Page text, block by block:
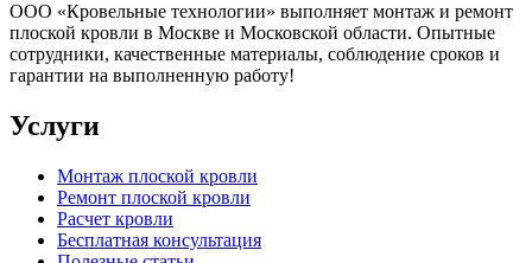
ООО «Кровельные технологии» выполняет монтаж и ремонт
плоской кровли в Москве и Московской области. Опытные
сотрудники, качественные материалы, соблюдение сроков и
гарантии на выполненную работу!
Услуги
Монтаж плоской кровли
Ремонт плоской кровли
Расчет кровли
Бесплатная консультация